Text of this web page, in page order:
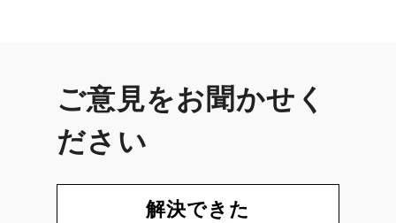
ご意見をお聞かせく
ださい
解決できた